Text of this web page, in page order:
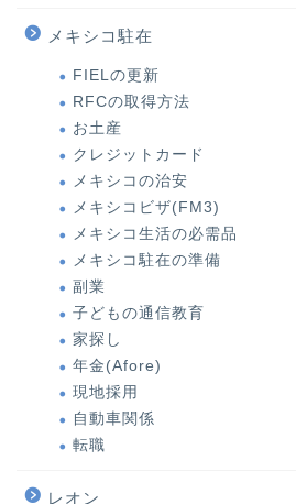
メキシコ駐在
FIELの更新
RFCの取得方法
お土産
クレジットカード
メキシコの治安
メキシコビザ(FM3)
メキシコ生活の必需品
メキシコ駐在の準備
副業
子どもの通信教育
家探し
年金(Afore)
現地採用
自動車関係
転職
レオン